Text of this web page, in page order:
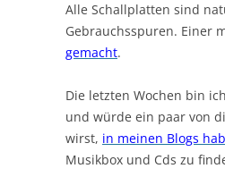
Alle Schallplatten sind
Gebrauchsspuren. Einer
gemacht.
Die letzten Wochen bin
und würde ein paar von
wirst, in meinen Blogs
Musikbox und Cds zu